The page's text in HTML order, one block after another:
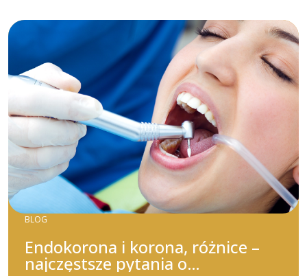
BLOG
Endokorona i korona, różnice –
najczęstsze pytania o